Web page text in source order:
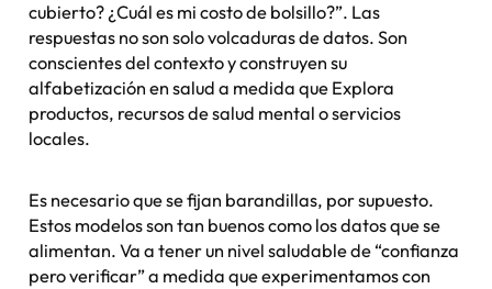
cubierto? ¿Cuál es mi costo de bolsillo?”. Las
respuestas no son solo volcaduras de datos. Son
conscientes del contexto y construyen su
alfabetización en salud a medida que Explora
productos, recursos de salud mental o servicios
locales.
Es necesario que se fijan barandillas, por supuesto.
Estos modelos son tan buenos como los datos que se
alimentan. Va a tener un nivel saludable de “confianza
pero verificar” a medida que experimentamos con